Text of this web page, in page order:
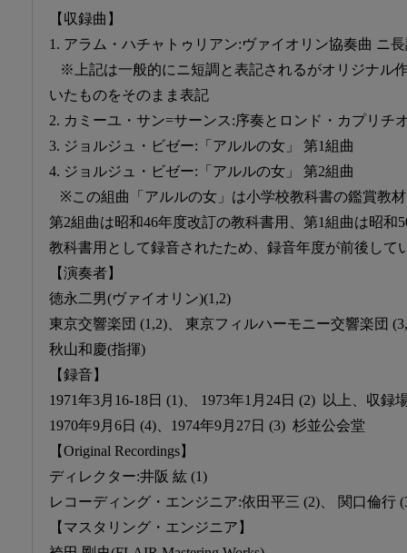
【収録曲】
1. アラム・ハチャトゥリアン:ヴァイオリン協奏曲 ニ
※上記は一般的にニ短調と表記されるがオリジナル
いたものをそのまま表記
2. カミーユ・サン=サーンス:序奏とロンド・カプリチ
3. ジョルジュ・ビゼー:「アルルの女」 第1組曲
4. ジョルジュ・ビゼー:「アルルの女」 第2組曲
※この組曲「アルルの女」は小学校教科書の鑑賞教
第2組曲は昭和46年度改訂の教科書用、第1組曲は昭和
教科書用として録音されたため、録音年度が前後して
【演奏者】
徳永二男(ヴァイオリン)(1,2)
東京交響楽団 (1,2)、 東京フィルハーモニー交響楽団
秋山和慶(指揮)
【録音】
1971年3月16-18日 (1)、 1973年1月24日 (2) 以上、収録
1970年9月6日 (4)、1974年9月27日 (3) 杉並公会堂
【Original Recordings】
ディレクター:井阪 紘 (1)
レコーディング・エンジニア:依田平三 (2)、 関口倫行
【マスタリング・エンジニア】